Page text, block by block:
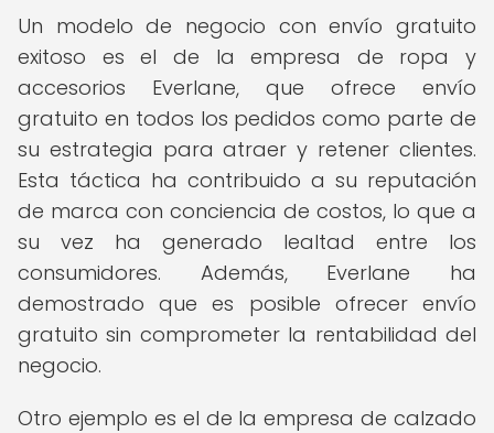
Un modelo de negocio con envío gratuito
exitoso es el de la empresa de ropa y
accesorios Everlane, que ofrece envío
gratuito en todos los pedidos como parte de
su estrategia para atraer y retener clientes.
Esta táctica ha contribuido a su reputación
de marca con conciencia de costos, lo que a
su vez ha generado lealtad entre los
consumidores. Además, Everlane ha
demostrado que es posible ofrecer envío
gratuito sin comprometer la rentabilidad del
negocio.
Otro ejemplo es el de la empresa de calzado